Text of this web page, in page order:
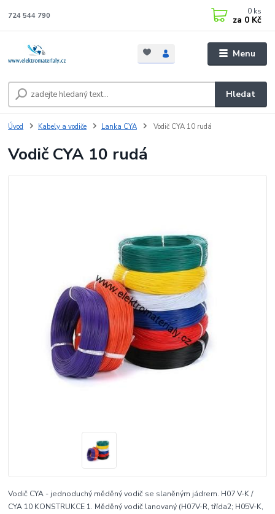
Menu
Hledat
724 544 790 0 ks
za 0 Kč
Úvod Kabely a vodiče Lanka CYA Vodič CYA 10 rudá
Vodič CYA 10 rudá
Vodič CYA - jednoduchý měděný vodič se slaněným jádrem. H07 V-K /
CYA 10 KONSTRUKCE 1. Měděný vodič lanovaný (H07V-R, třída2; H05V-K,